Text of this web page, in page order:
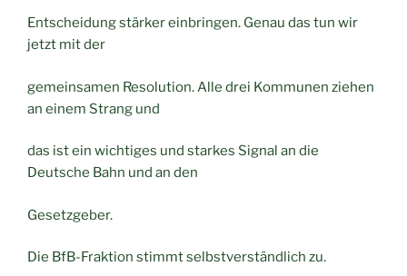
Entscheidung stärker einbringen. Genau das tun wir
jetzt mit der
gemeinsamen Resolution. Alle drei Kommunen ziehen
an einem Strang und
das ist ein wichtiges und starkes Signal an die
Deutsche Bahn und an den
Gesetzgeber.
Die BfB-Fraktion stimmt selbstverständlich zu.